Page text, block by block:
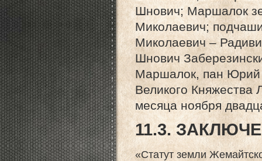
Шнович; Маршалок
Миколаевич;
Миколаевич –
Шнович
Маршалок, пан Юрий
Великого Княжества
месяца ноября
11.3.
«Статут земли